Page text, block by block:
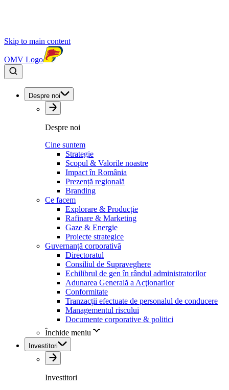
Skip to main content
OMV Logo
Despre noi
Despre noi
Cine suntem
Strategie
Scopul & Valorile noastre
Impact în România
Prezență regională
Branding
Ce facem
Explorare & Producție
Rafinare & Marketing
Gaze & Energie
Proiecte strategice
Guvernanță corporativă
Directoratul
Consiliul de Supraveghere
Echilibrul de gen în rândul administratorilor
Adunarea Generală a Acţionarilor
Conformitate
Tranzacții efectuate de personalul de conducere
Managementul riscului
Documente corporative & politici
Închide meniu
Investitori
Investitori